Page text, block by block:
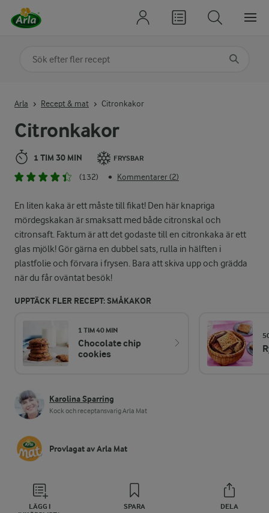
Citronkakor
1 TIM 30 MIN FRYSBAR
(132) • Kommentarer (2)
En liten kaka är ett måste till fikat! Den här knapriga
mördegskakan är smaksatt med både citronskal och
citronsaft. Faktum är att det godaste till en citronkaka är ett
glas mjölk! Gör gärna en dubbel sats, rulla in hälften i
plastfolie och förvara i frysen. Bara att skiva upp och grädda
när du får oväntat besök!
UPPTÄCK FLER RECEPT: SMÅKAKOR
1 TIM 40 MIN
Chocolate chip
cookies
Karolina Sparring
Kock och receptansvarig Arla Mat
Provlagat av Arla Mat
LÄGG I
SPARA DELA
Arla Recept & mat Citronkakor
Sök på kategori eller ingrediens